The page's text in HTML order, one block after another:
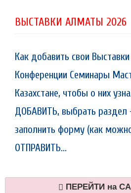
ВЫСТАВКИ АЛМАТЫ 2026
Как добавить свои
Конференции Семинары
Казахстане, чтобы о них
ДОБАВИТЬ, выбрать
заполнить форму (как
ОТПРАВИТЬ...
ПЕРЕЙТИ на